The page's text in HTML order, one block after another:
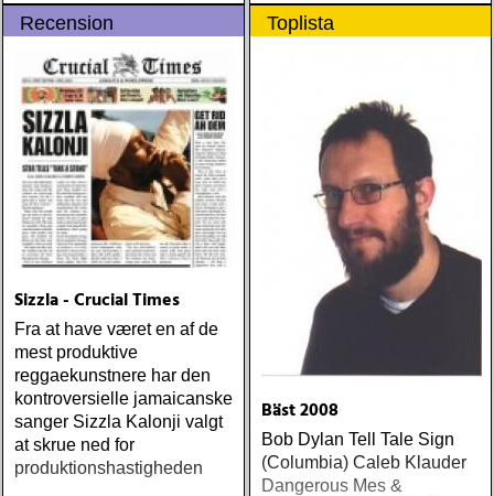
Recension
Sizzla - Crucial Times
Fra at have været en af de
mest produktive
reggaekunstnere har den
kontroversielle jamaicanske
sanger Sizzla Kalonji valgt
at skrue ned for
produktionshastigheden
Toplista
Bäst 2008
Bob Dylan Tell Tale Sign
(Columbia) Caleb Klauder
Dangerous Mes &